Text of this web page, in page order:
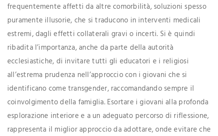
frequentemente affetti da altre comorbilità, soluzioni spesso
puramente illusorie, che si traducono in interventi medicali
estremi, dagli effetti collaterali gravi o incerti. Si è quindi
ribadita l’importanza, anche da parte della autorità
ecclesiastiche, di invitare tutti gli educatori e i religiosi
all’estrema prudenza nell’approccio con i giovani che si
identificano come transgender, raccomandando sempre il
coinvolgimento della famiglia. Esortare i giovani alla profonda
esplorazione interiore e a un adeguato percorso di riflessione,
rappresenta il miglior approccio da adottare, onde evitare che